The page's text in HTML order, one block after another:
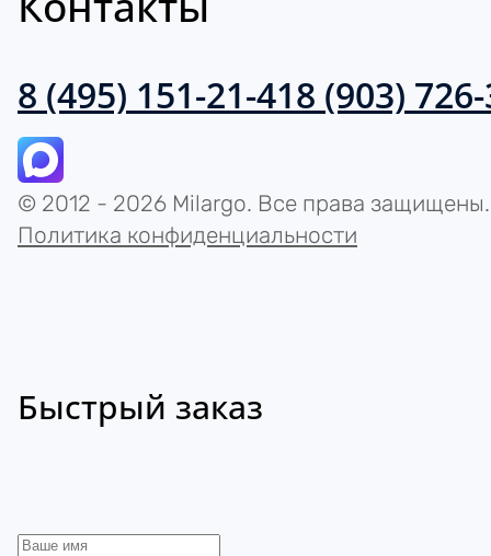
8 (495) 151-21-418 (903)
© 2012 - 2026 Milargo. Все права защищены.
Политика конфиденциальности
Быстрый заказ